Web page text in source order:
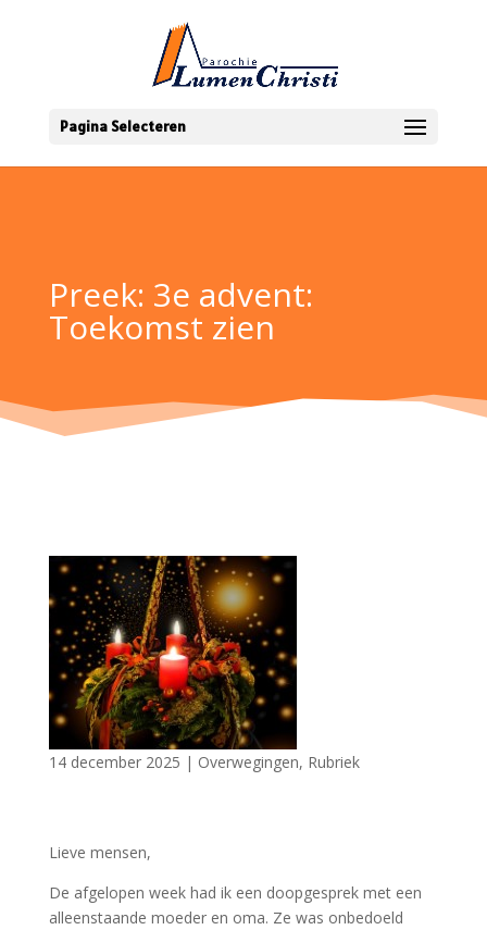
Pagina Selecteren
Preek: 3e advent:
Toekomst zien
14 december 2025 | Overwegingen, Rubriek
Lieve mensen,
De afgelopen week had ik een doopgesprek met een
alleenstaande moeder en oma. Ze was onbedoeld